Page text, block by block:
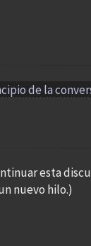
de la
esta
nuevo hilo.)